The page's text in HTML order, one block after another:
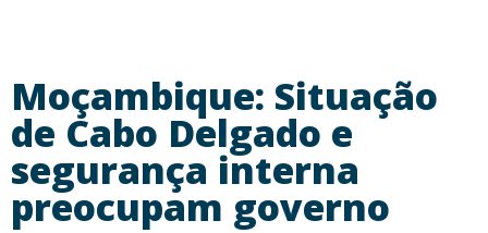
Moçambique: Situação
de Cabo Delgado e
segurança interna
preocupam governo